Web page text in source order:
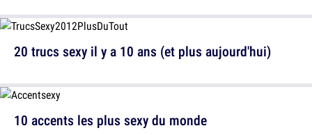
20 trucs sexy il y a 10 ans (et plus aujourd'hui)
10 accents les plus sexy du monde